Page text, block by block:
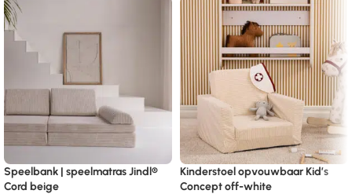
Speelbank | speelmatras Jindl®
Cord beige
Kinderstoel opvouwbaar Kid’s
Concept off-white